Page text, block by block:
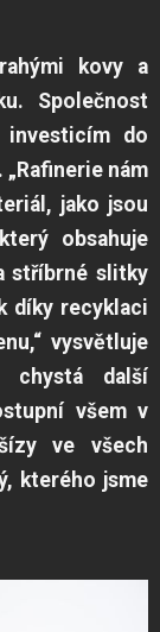
kovy a
Společnost
investicím do
nám
jako jsou
obsahuje
stříbrné slitky
díky recyklaci
vysvětluje
chystá další
všem v
ve všech
kterého jsme